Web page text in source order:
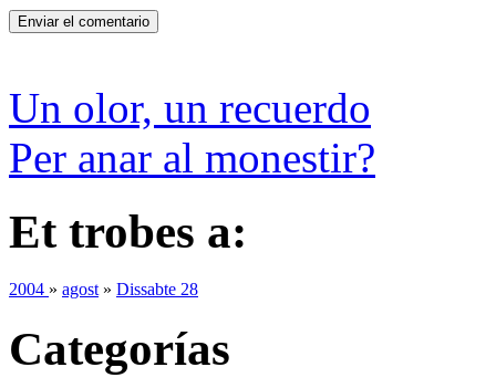
Un olor, un recuerdo
Per anar al monestir?
Et trobes a:
2004 » agost » Dissabte 28
Categorías